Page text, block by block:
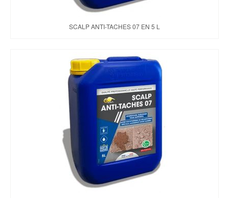
SCALP ANTI-TACHES 07 EN 5 L